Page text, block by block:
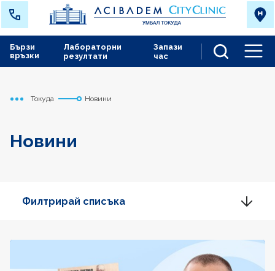
Лабораторни
резултати
Запази
час
Бързи
връзки
Начало
Токуда Новини
Новини
Филтрирай списъка